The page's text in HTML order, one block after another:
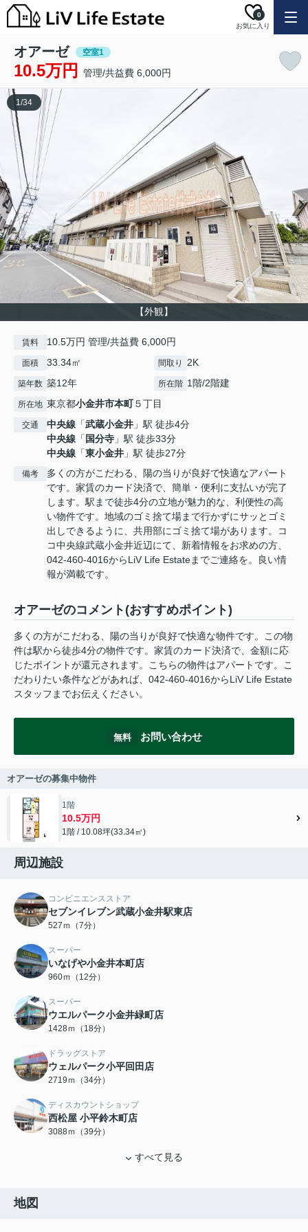
お気に入り
0
オアーゼ 空室1
10.5万円 管理/共益費 6,000円
【外観】
1/34
賃料 10.5万円 管理/共益費 6,000円
面積 33.34㎡ 間取り 2K
築年数 築12年 所在階 1階/2階建
所在地 東京都小金井市本町５丁目
交通 中央線 「武蔵小金井 」駅 徒歩4分
中央線 「 国分寺 」駅 徒歩33分
中央線 「東小金井 」駅 徒歩27分
備考
多くの方がこだわる、陽の当りが良好で快適なアパート
です。家賃のカード決済で、簡単・便利に支払いが完了
します。駅まで徒歩4分の立地が魅力的な、利便性の高
い物件です。地域のゴミ捨て場まで行かずにサッとゴミ
出しできるように、共用部にゴミ捨て場があります。コ
コ中央線武蔵小金井近辺にて、新着情報をお求めの方、
042-460-4016からLiV Life Estateまでご連絡を。良い情
報が満載です。
オアーゼのコメント(おすすめポイント)
多くの方がこだわる、陽の当りが良好で快適な物件です。この物
件は駅から徒歩4分の物件です。家賃のカード決済で、金額に応
じたポイントが還元されます。こちらの物件はアパートです。こ
だわりたい条件などがあれば、042-460-4016からLiV Life Estate
スタッフまでお伝えください。
無料 お問い合わせ
オアーゼの募集中物件
1階
10.5万円
1階 / 10.08坪(33.34㎡)
周辺施設
コンビニエンスストア
セブンイレブン武蔵小金井駅東店
527ｍ（7分）
スーパー
いなげや小金井本町店
960ｍ（12分）
スーパー
ウエルパーク小金井緑町店
1428ｍ（18分）
ドラッグストア
ウェルパーク小平回田店
2719ｍ（34分）
ディスカウントショップ
西松屋 小平鈴木町店
3088ｍ（39分）
すべて見る
地図